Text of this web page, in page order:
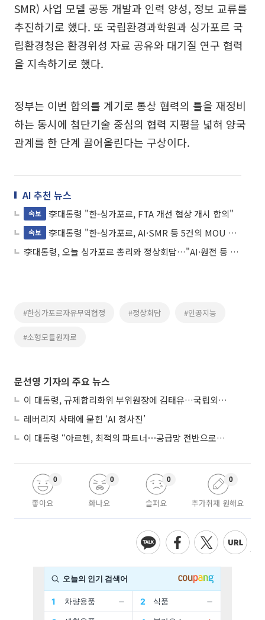
SMR) 사업 모델 공동 개발과 인력 양성, 정보 교류를
추진하기로 했다. 또 국립환경과학원과 싱가포르 국
립환경청은 환경위성 자료 공유와 대기질 연구 협력
을 지속하기로 했다.
정부는 이번 합의를 계기로 통상 협력의 틀을 재정비
하는 동시에 첨단기술 중심의 협력 지평을 넓혀 양국
관계를 한 단계 끌어올린다는 구상이다.
AI 추천 뉴스
속보 李대통령 "한-싱가포르, FTA 개선 협상 개시 합의"
속보
李대통령 "한-싱가포르, AI·SMR 등 5건의 MOU 체결"
李대통령, 오늘 싱가포르 총리와 정상회담…"AI·원전 등 미래 협력"
#한싱가포르자유무역협정 #정상회담 #인공지능
#소형모듈원자로
문선영 기자의 주요 뉴스
이 대통령, 규제합리화위 부위원장에 김태유…국립외교원장 김흥규
레버리지 사태에 묻힌 ‘AI 청사진’
이 대통령 “아르헨, 최적의 파트너⋯공급망 전반으로 확대”
좋아요
0
화나요
0
슬퍼요
0
추가취재 원해요
0